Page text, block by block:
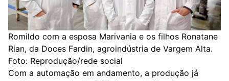
Romildo com a esposa Marivania e os filhos Ronatane
Rian, da Doces Fardin, agroindústria de Vargem Alta.
Foto: Reprodução/rede social
Com a automação em andamento, a produção já